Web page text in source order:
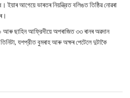
আগেয়ে ভাৰতৰ নিয়ন্ত্রিত বলিঙত তিষ্ঠিৱ নোৱৰা
আৰু ছাহিন আফ্রিদীয়ে অপৰাজিত ৩৩ ৰানৰ অৱদান
যশপ্রীত বুমৰাহ আৰু অক্ষৰ পেটেলে দুটাকৈ